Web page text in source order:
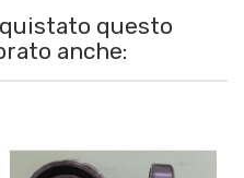
questo
anche: